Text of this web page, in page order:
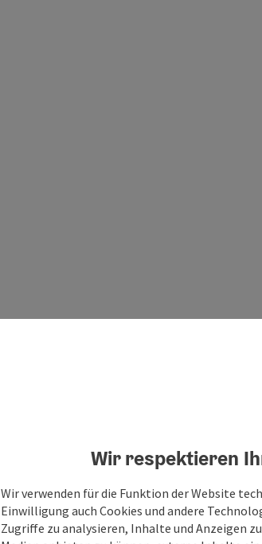
Wir respektieren
Wir verwenden für die Funktion der Website
Einwilligung auch Cookies und andere
Zugriffe zu analysieren, Inhalte und Anzeigen